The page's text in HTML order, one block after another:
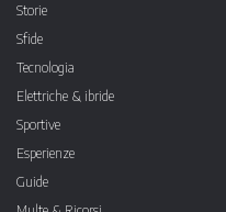
Storie
Sfide
Tecnologia
Elettriche & ibride
Sportive
Esperienze
Guide